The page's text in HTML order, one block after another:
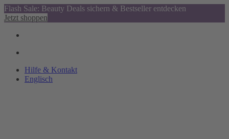
Flash Sale: Beauty Deals sichern & Bestseller entdecken
Jetzt shoppen
Hilfe & Kontakt
Englisch